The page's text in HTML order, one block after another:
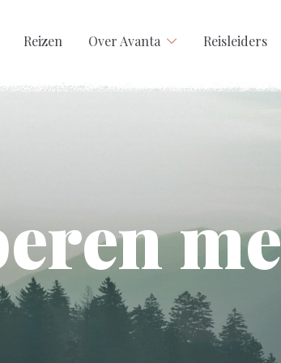
Reizen Over Avanta Reisleiders